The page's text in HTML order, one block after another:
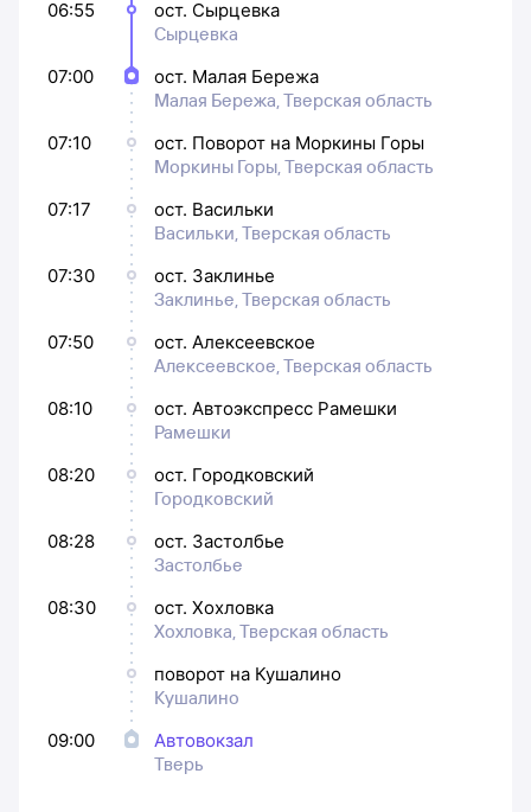
06:55
ост. Сырцевка
Сырцевка
07:00
ост. Малая Бережа
Малая Бережа, Тверская область
07:10
ост. Поворот на Моркины Горы
Моркины Горы, Тверская область
07:17
ост. Васильки
Васильки, Тверская область
07:30
ост. Заклинье
Заклинье, Тверская область
07:50
ост. Алексеевское
Алексеевское, Тверская область
08:10
ост. Автоэкспресс Рамешки
Рамешки
08:20
ост. Городковский
Городковский
08:28
ост. Застолбье
Застолбье
08:30
ост. Хохловка
Хохловка, Тверская область
поворот на Кушалино
Кушалино
09:00
Автовокзал
Тверь